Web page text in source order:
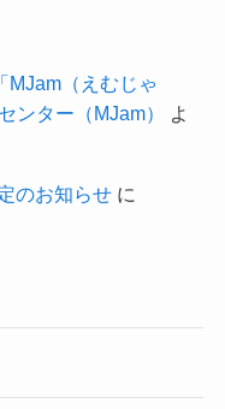
MJam（えむじゃ
ンター（MJam）
よ
のお知らせに